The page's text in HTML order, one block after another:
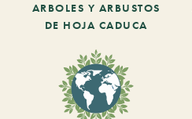
ARBOLES Y ARBUSTOS
DE HOJA CADUCA